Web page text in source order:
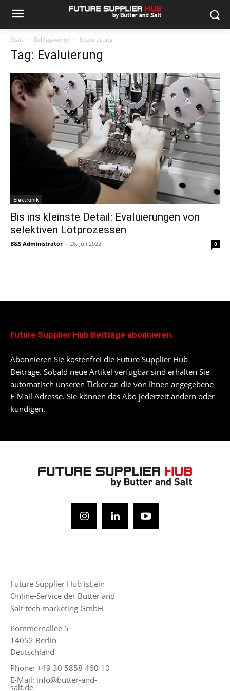
Start Schlagworte Evaluierung
Tag: Evaluierung
Elektronik
Bis ins kleinste Detail: Evaluierungen von
selektiven Lötprozessen
B&S Administrator - 26. Juli 2022 0
Future Supplier Hub Beiträge abonnieren
Abonnieren Sie kostenfrei die Future Supplier Hub
Beiträge. Sobald neue Artikel verfügbar sind erhalten Sie
automatisch unseren Ticker an die von Ihnen angegebene
E-Mail Adresse. Sie können das Abo jederzeit ändern oder
kündigen.
Future Supplier Hub ist ein
Online-Service der Butter and
Salt tech marketing GmbH
Pommernallee 5
14052 Berlin
Deutschland
Phone: +49 30 5858 460 10
E-Mail: info@butter-and-
salt.de